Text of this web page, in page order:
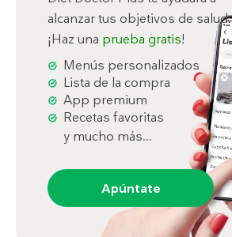
alcanzar tus objetivos de salud.
¡Haz una prueba gratis!
Menús personalizados
Lista de la compra
App premium
Recetas favoritas
y mucho más...
Apúntate